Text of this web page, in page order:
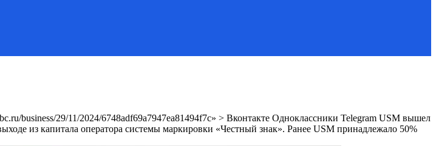
business/29/11/2024/6748adf69a7947ea81494f7c» > Вконтакте Одноклассники Telegram USM вышел
из капитала оператора системы маркировки «Честный знак». Ранее USM принадлежало 50%